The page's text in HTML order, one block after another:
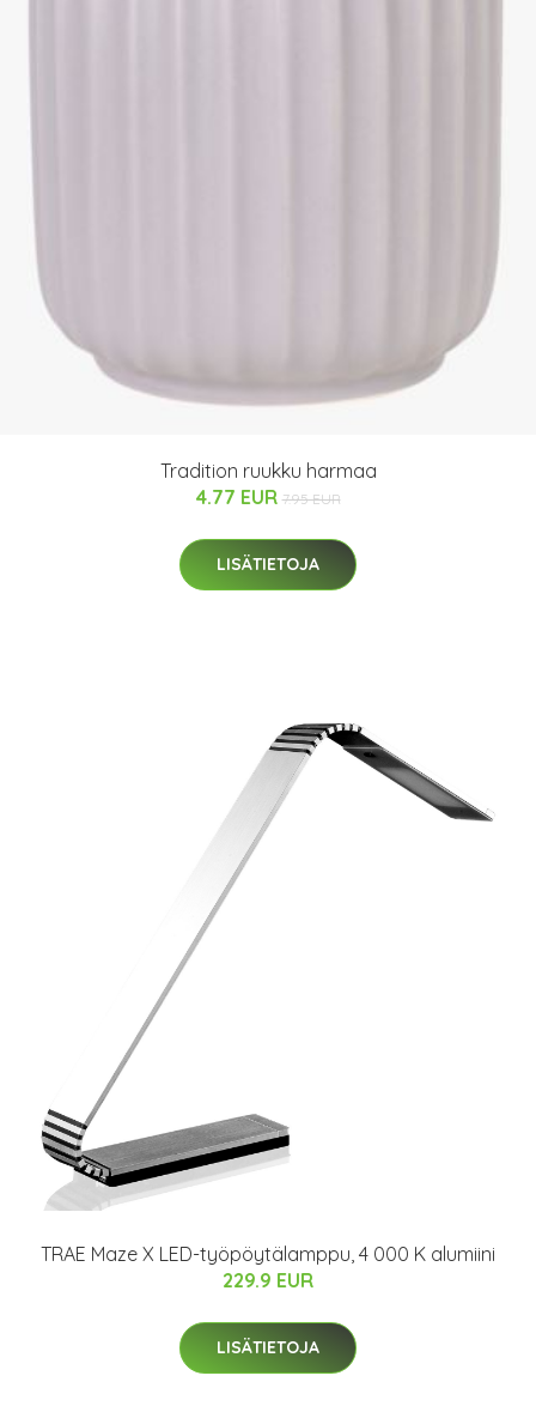
Tradition ruukku harmaa
4.77 EUR 7.95 EUR
LISÄTIETOJA
TRAE Maze X LED-työpöytälamppu, 4 000 K alumiini
229.9 EUR
LISÄTIETOJA